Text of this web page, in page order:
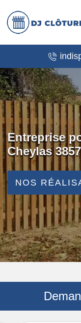
Entreprise
Cheylas
NOS